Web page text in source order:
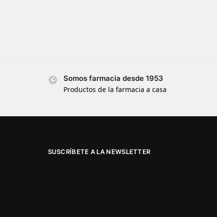
Somos farmacia desde 1953
Productos de la farmacia a casa
SUSCRÍBETE A LA NEWSLETTER